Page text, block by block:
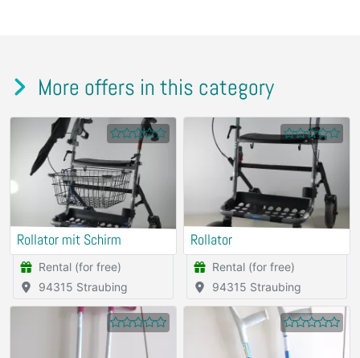
More offers in this category
Rollator mit Schirm
Rental (for free)
94315 Straubing
Rollator
Rental (for free)
94315 Straubing